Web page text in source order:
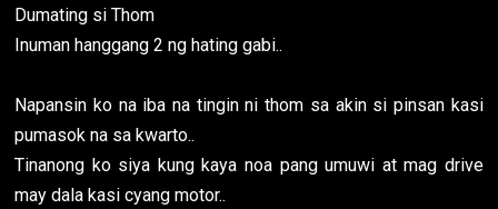
Dumating si Thom
Inuman hanggang 2 ng hating gabi..
Napansin ko na iba na tingin ni thom sa akin si pinsan kasi
pumasok na sa kwarto..
Tinanong ko siya kung kaya noa pang umuwi at mag drive
may dala kasi cyang motor..